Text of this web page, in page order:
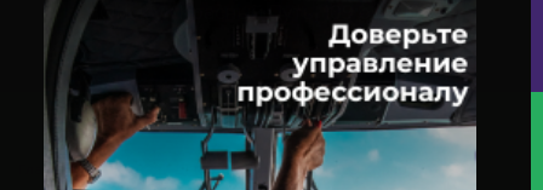
г.Омск ул.Красный Путь, 109 оф.510
Главная Новости Депозитария
(MEET) О Корпоративном